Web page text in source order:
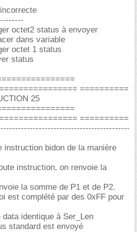
octet2 status à envoyer
dans variable
octet 1 status
status
==========
25
==========
instruction bidon de la manière
instruction, on renvoie la
la somme de P1 et de P2.
est complété par des 0xFF pour
identique à Ser_Len
standard est envoyé